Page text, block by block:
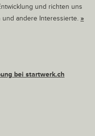
und richten uns
andere Interessierte. »
bei startwerk.ch